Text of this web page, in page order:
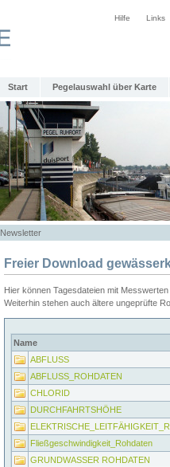
Hilfe Links
Start Pegelauswahl über Karte
Newsletter
Freier Download
Hier können Tagesdateien mit
Weiterhin stehen auch ältere ungeprüfte
Name
ABFLUSS
ABFLUSS_ROHDATEN
CHLORID
DURCHFAHRTSHÖHE
Fließgeschwindigkeit_Rohdaten
GRUNDWASSER ROHDATEN